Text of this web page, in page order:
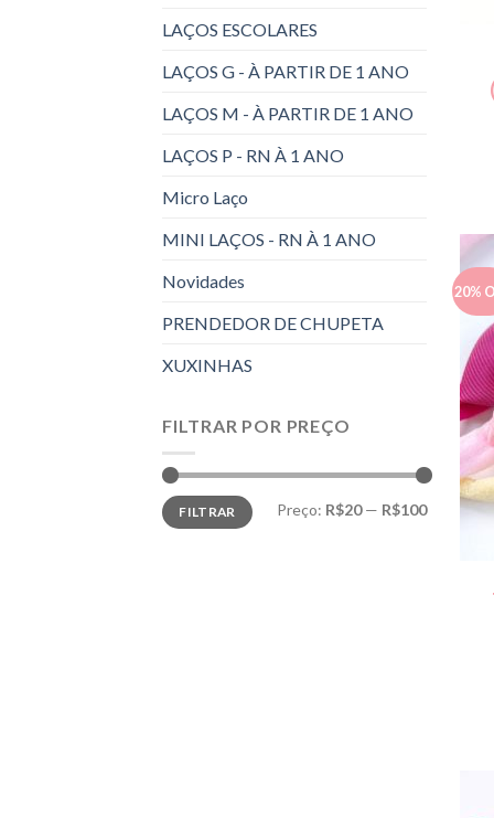
LAÇOS ESCOLARES
LAÇOS G - À PARTIR DE 1 ANO
LAÇOS M - À PARTIR DE 1 ANO
LAÇOS P - RN À 1 ANO
Micro Laço
MINI LAÇOS - RN À 1 ANO
Novidades
PRENDEDOR DE CHUPETA
XUXINHAS
FILTRAR POR PREÇO
Preço
mínimo
Preço
máximo
FILTRAR Preço: R$20— R$100
20%